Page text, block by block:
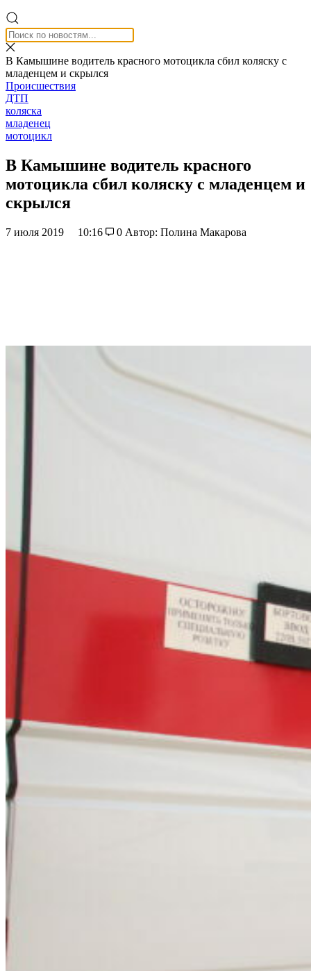
В Камышине водитель красного мотоцикла сбил коляску с
младенцем и скрылся
Происшествия
ДТП
коляска
младенец
мотоцикл
В Камышине водитель красного
мотоцикла сбил коляску с младенцем и
скрылся
7 июля 2019 10:16 0 Автор: Полина Макарова